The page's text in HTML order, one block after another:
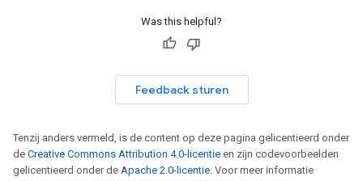
Was this helpful?
Feedback sturen
Tenzij anders vermeld, is de content op deze pagina gelicentieerd onder
de Creative Commons Attribution 4.0-licentie en zijn codevoorbeelden
gelicentieerd onder de Apache 2.0-licentie. Voor meer informatie